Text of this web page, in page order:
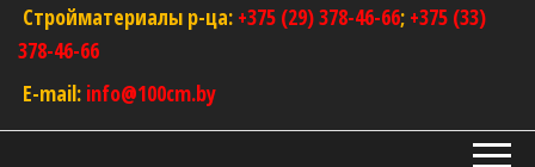
Стройматериалы р-ца: +375 (29) 378-46-66; +375 (33)
378-46-66
E-mail: info@100cm.by